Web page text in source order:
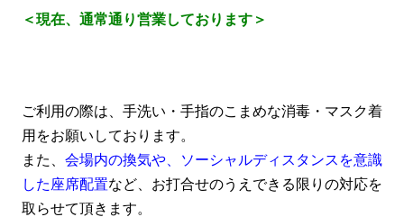
＜現在、通常通り営業しております＞
ご利用の際は、手洗い・手指のこまめな消毒・マスク着
用をお願いしております。
また、 会場内の換気や、ソーシャルディスタンスを意識
した座席配置など、お打合せのうえできる限りの対応を
取らせて頂きます。